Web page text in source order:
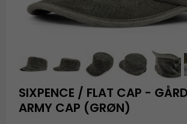
SIXPENCE / FLAT CAP -
ARMY CAP (GRØN)